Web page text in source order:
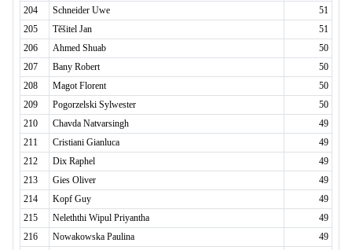
204
Schneider Uwe
51
205
Těšitel Jan
51
206
Ahmed Shuab
50
207
Bany Robert
50
208
Magot Florent
50
209
Pogorzelski Sylwester
50
210
Chavda Natvarsingh
49
211
Cristiani Gianluca
49
212
Dix Raphel
49
213
Gies Oliver
49
214
Kopf Guy
49
215
Neleththi Wipul Priyantha
49
216
Nowakowska Paulina
49